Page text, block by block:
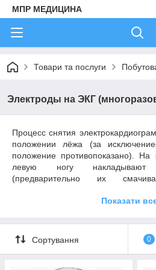
МПР МЕДИЦИНА
Товари та послуги
Электроды на ЭКГ
Процесс снятия
положении лёжа (за
положение противопоказано).
левую ногу накладывают
(предварительно их
для электрокардиограммы (кожа
двух точек с разноименными
В процессе исследования
ЭКГ: многоразовые и
Показати
Сортування 0